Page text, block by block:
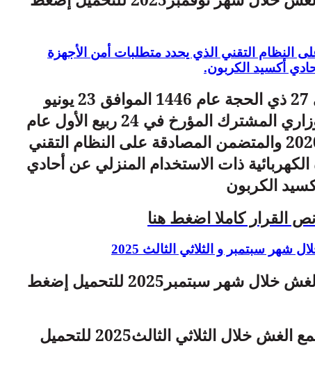
التقني الذي يحدد متطلبات أمن الأجهزة
أكسيد الكربون.
قرار وزاري مشترك مؤرخ في 27 ذي الحجة عام 1446 الموافق 23 يونيو
سنة2025، يعدل ويتمم القرار الوزاري المشترك المؤرخ في 24 ربيع الأول عام
1442 الموافق 10 نوفمبر سنة 2020 والمتضمن المصادقة على النظام التقني
ذات الاستخدام المنزلي عن أحادي
الكربون
القرار كاملا اضغط هنا
سبتمبر و الثلاثي الثالث 2025
حصيلة الرقابة الاقتصادية و قمع الغش خلال شهر سبتمبر2025 للتحميل إضغط
حصيلة الرقابة الاقتصادية و قمع الغش خلال الثلاثي الثالث2025 للتحميل